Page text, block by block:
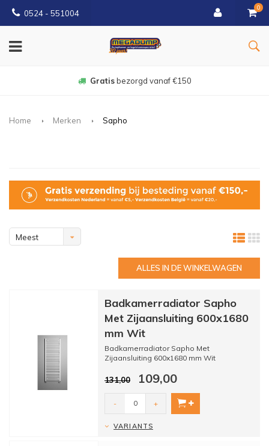
0524 - 551004
0
Gratisbezorgd vanaf €150
Home Merken Sapho
Meest
ALLES IN DE WINKELWAGEN
Badkamerradiator Sapho
Met Zijaansluiting 600x1680
mm Wit
Badkamerradiator Sapho Met
Zijaansluiting 600x1680 mm Wit
* - Merk: Sapho
* - Serie: Alta...
131,00 109,00
- +
VARIANTS